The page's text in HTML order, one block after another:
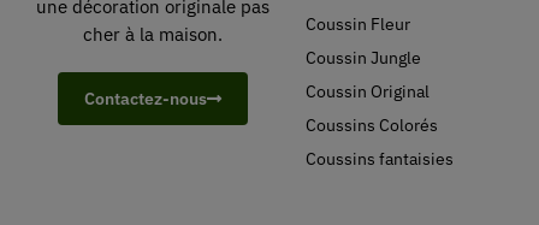
une décoration originale pas
cher à la maison.
Contactez-nous
Coussin Fleur
Coussin Jungle
Coussin Original
Coussins Colorés
Coussins fantaisies